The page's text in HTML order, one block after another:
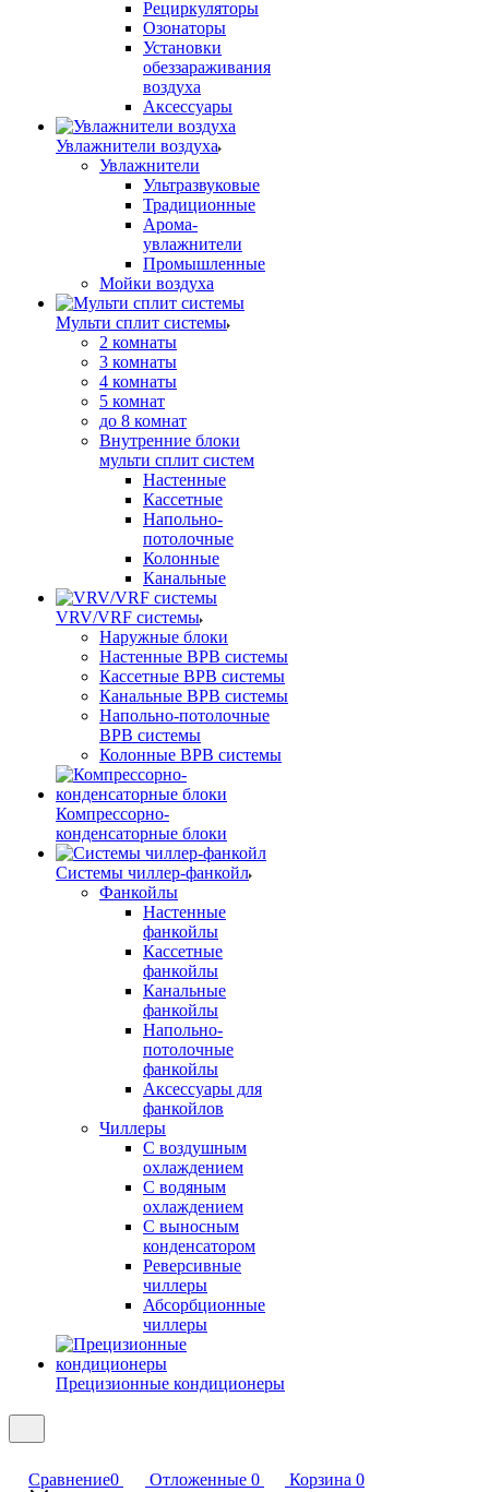
Рециркуляторы
Озонаторы
Установки
обеззараживания
воздуха
Аксессуары
Увлажнители воздуха
Увлажнители
Ультразвуковые
Традиционные
Арома-
увлажнители
Промышленные
Мойки воздуха
Мульти сплит системы
2 комнаты
3 комнаты
4 комнаты
5 комнат
до 8 комнат
Внутренние блоки
мульти сплит систем
Настенные
Кассетные
Напольно-
потолочные
Колонные
Канальные
VRV/VRF системы
Наружные блоки
Настенные ВРВ системы
Кассетные ВРВ системы
Канальные ВРВ системы
Напольно-потолочные
ВРВ системы
Колонные ВРВ системы
Компрессорно-
конденсаторные блоки
Системы чиллер-фанкойл
Фанкойлы
Настенные
фанкойлы
Кассетные
фанкойлы
Канальные
фанкойлы
Напольно-
потолочные
фанкойлы
Аксессуары для
фанкойлов
Чиллеры
С воздушным
охлаждением
С водяным
охлаждением
С выносным
конденсатором
Реверсивные
чиллеры
Абсорбционные
чиллеры
Прецизионные кондиционеры
Сравнение0 Отложенные 0 Корзина 0